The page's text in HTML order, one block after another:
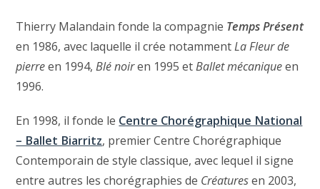
Thierry Malandain fonde la compagnie Temps Présent
en 1986, avec laquelle il crée notammentLa Fleur de
pierreen 1994,Blé noiren 1995 etBallet mécaniqueen
1996.
En 1998, il fonde le Centre Chorégraphique National
– Ballet Biarritz, premier Centre Chorégraphique
Contemporain de style classique, avec lequel il signe
entre autres les chorégraphies de Créaturesen 2003,